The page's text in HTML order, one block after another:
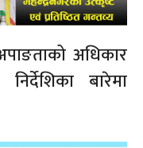
अधिकार
बारेमा